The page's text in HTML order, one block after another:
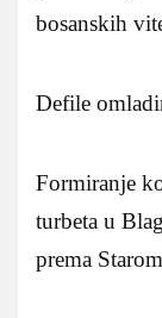
bosanskih
Defile
Formiranje
turbeta u
prema